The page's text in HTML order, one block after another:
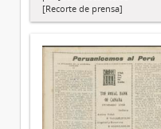
[Recorte de prensa]